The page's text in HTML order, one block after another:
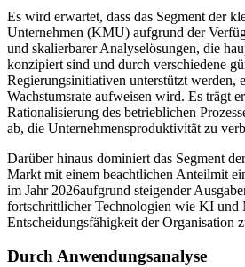
Es wird erwartet, dass das Segment der
Unternehmen (KMU) aufgrund der
und skalierbarer Analyselösungen, die
konzipiert sind und durch verschiedene
Regierungsinitiativen unterstützt werden,
Wachstumsrate aufweisen wird. Es trägt
Rationalisierung des betrieblichen
ab, die Unternehmensproduktivität zu
Darüber hinaus dominiert das Segment
Markt mit einem beachtlichen Anteilmit
im Jahr 2026aufgrund steigender
fortschrittlicher Technologien wie KI und
Entscheidungsfähigkeit der Organisation
Durch Anwendungsanalyse